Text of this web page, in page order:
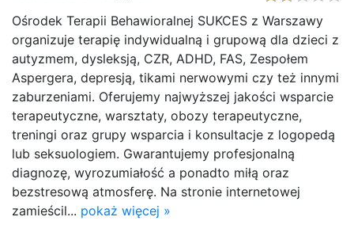
Ośrodek Terapii Behawioralnej SUKCES z Warszawy
organizuje terapię indywidualną i grupową dla dzieci z
autyzmem, dysleksją, CZR, ADHD, FAS, Zespołem
Aspergera, depresją, tikami nerwowymi czy też innymi
zaburzeniami. Oferujemy najwyższej jakości wsparcie
terapeutyczne, warsztaty, obozy terapeutyczne,
treningi oraz grupy wsparcia i konsultacje z logopedą
lub seksuologiem. Gwarantujemy profesjonalną
diagnozę, wyrozumiałość a ponadto miłą oraz
bezstresową atmosferę. Na stronie internetowej
zamieścil... pokaż więcej »